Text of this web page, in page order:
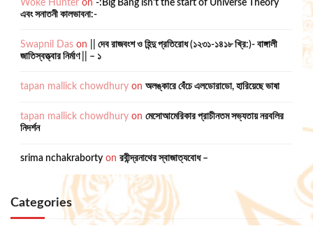
Woke Hunter on -:Big Bang isn’t the start of Universe Theory
এবং সনাতনী কালভাবনা:-
Swapnil Das on
|| দেব রাজবংশ ও হিন্দু প্রতিরোধ (১২৩১-১৪১৮ খ্রি:)- বাঙ্গালী
জাতিস্বত্ত্বার নির্মাণ || – ১
tapan mallick chowdhury on অলঙ্কারে বেঁচে এলডোরাডো, হারিয়েছে ভাষা
tapan mallick chowdhury on মেসোআমেরিকার প্রাচীনতম সভ্যতায় নরবলির
নিদর্শন
srima nchakraborty on রবীন্দ্রনাথের স্বাজাত্যবোধ –
Categories